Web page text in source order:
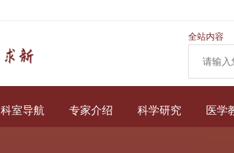
全站内容
科室导航 专家介绍 科学研究 医学